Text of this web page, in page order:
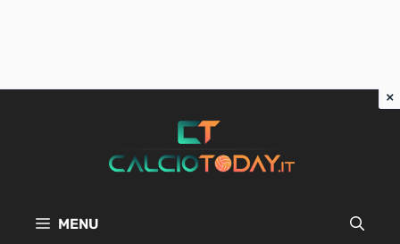
MENU